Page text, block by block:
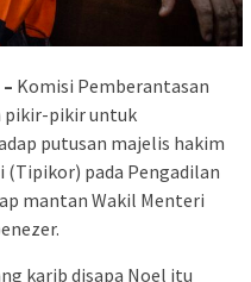
Komisi Pemberantasan
pikir-pikir untuk
putusan majelis hakim
(Tipikor) pada Pengadilan
mantan Wakil Menteri
karib disapa Noel itu